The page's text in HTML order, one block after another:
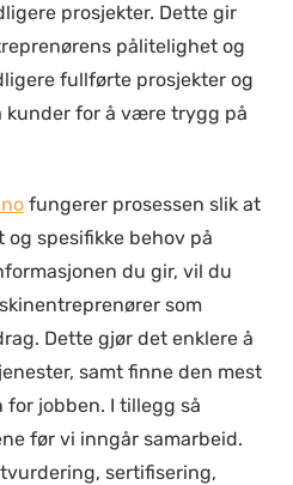
prosjekter. Dette gir
pålitelighet og
fullførte prosjekter og
kunder for å være trygg på
fungerer prosessen slik at
spesifikke behov på
du gir, vil du
som
Dette gjør det enklere å
samt finne den mest
jobben. I tillegg så
før vi inngår samarbeid.
sertifisering,